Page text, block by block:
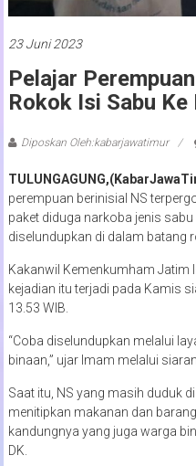
23 Juni 2023
Pelajar
Rokok Isi Sabu
Diposkan Oleh:kabarjawatimur
perempuan berinisial NS
paket diduga narkoba jenis
diselundupkan di dalam batang
Kakanwil Kemenkumham Jatim
kejadian itu terjadi pada Kamis
13.53 WIB.
“Coba diselundupkan melalui
binaan,” ujar Imam melalui
Saat itu, NS yang masih duduk
menitipkan makanan dan
kandungnya yang juga warga
DK.